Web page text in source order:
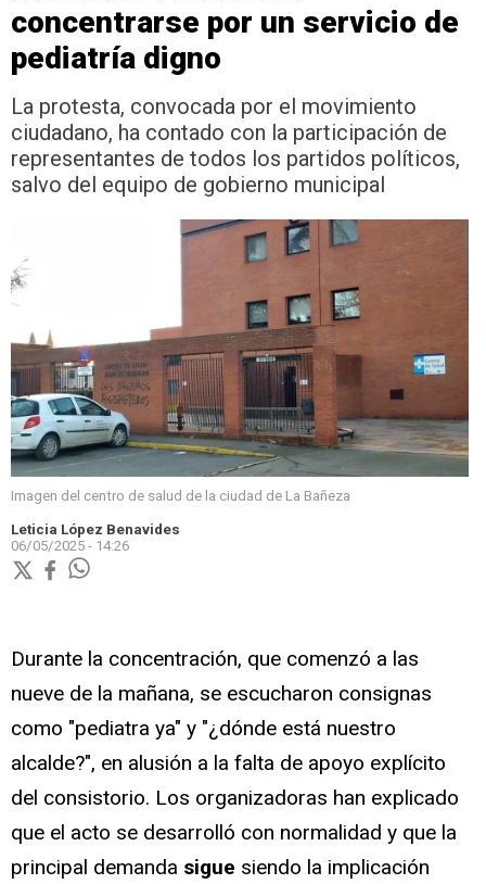
concentrarse por un servicio de
pediatría digno
La protesta, convocada por el movimiento
ciudadano, ha contado con la participación de
representantes de todos los partidos políticos,
salvo del equipo de gobierno municipal
Imagen del centro de salud de la ciudad de La Bañeza
Leticia López Benavides
06/05/2025 - 14:26
Durante la concentración, que comenzó a las
nueve de la mañana, se escucharon consignas
como "pediatra ya" y "¿dónde está nuestro
alcalde?", en alusión a la falta de apoyo explícito
del consistorio. Los organizadoras han explicado
que el acto se desarrolló con normalidad y que la
principal demanda sigue siendo la implicación